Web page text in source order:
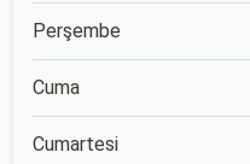
Perşembe
Cuma
Cumartesi